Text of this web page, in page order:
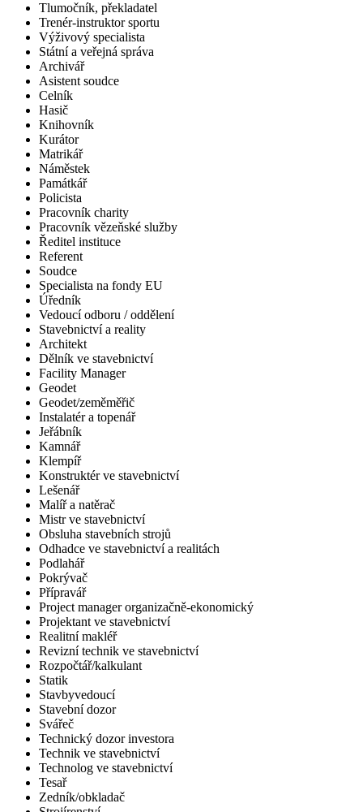
Tlumočník, překladatel
Trenér-instruktor sportu
Výživový specialista
Státní a veřejná správa
Archivář
Asistent soudce
Celník
Hasič
Knihovník
Kurátor
Matrikář
Náměstek
Památkář
Policista
Pracovník charity
Pracovník vězeňské služby
Ředitel instituce
Referent
Soudce
Specialista na fondy EU
Úředník
Vedoucí odboru / oddělení
Stavebnictví a reality
Architekt
Dělník ve stavebnictví
Facility Manager
Geodet
Geodet/zeměměřič
Instalatér a topenář
Jeřábník
Kamnář
Klempíř
Konstruktér ve stavebnictví
Lešenář
Malíř a natěrač
Mistr ve stavebnictví
Obsluha stavebních strojů
Odhadce ve stavebnictví a realitách
Podlahář
Pokrývač
Přípravář
Project manager organizačně-ekonomický
Projektant ve stavebnictví
Realitní makléř
Revizní technik ve stavebnictví
Rozpočtář/kalkulant
Statik
Stavbyvedoucí
Stavební dozor
Svářeč
Technický dozor investora
Technik ve stavebnictví
Technolog ve stavebnictví
Tesař
Zedník/obkladač